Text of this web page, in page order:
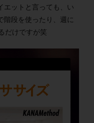
エットと言っても、い
階段を使ったり、週に
だけですが笑